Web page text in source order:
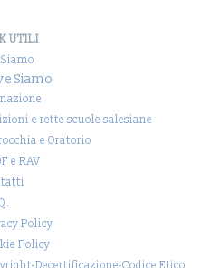
UTILI
Siamo
e rette scuole salesiane
e Oratorio
e RAV
Policy
Policy